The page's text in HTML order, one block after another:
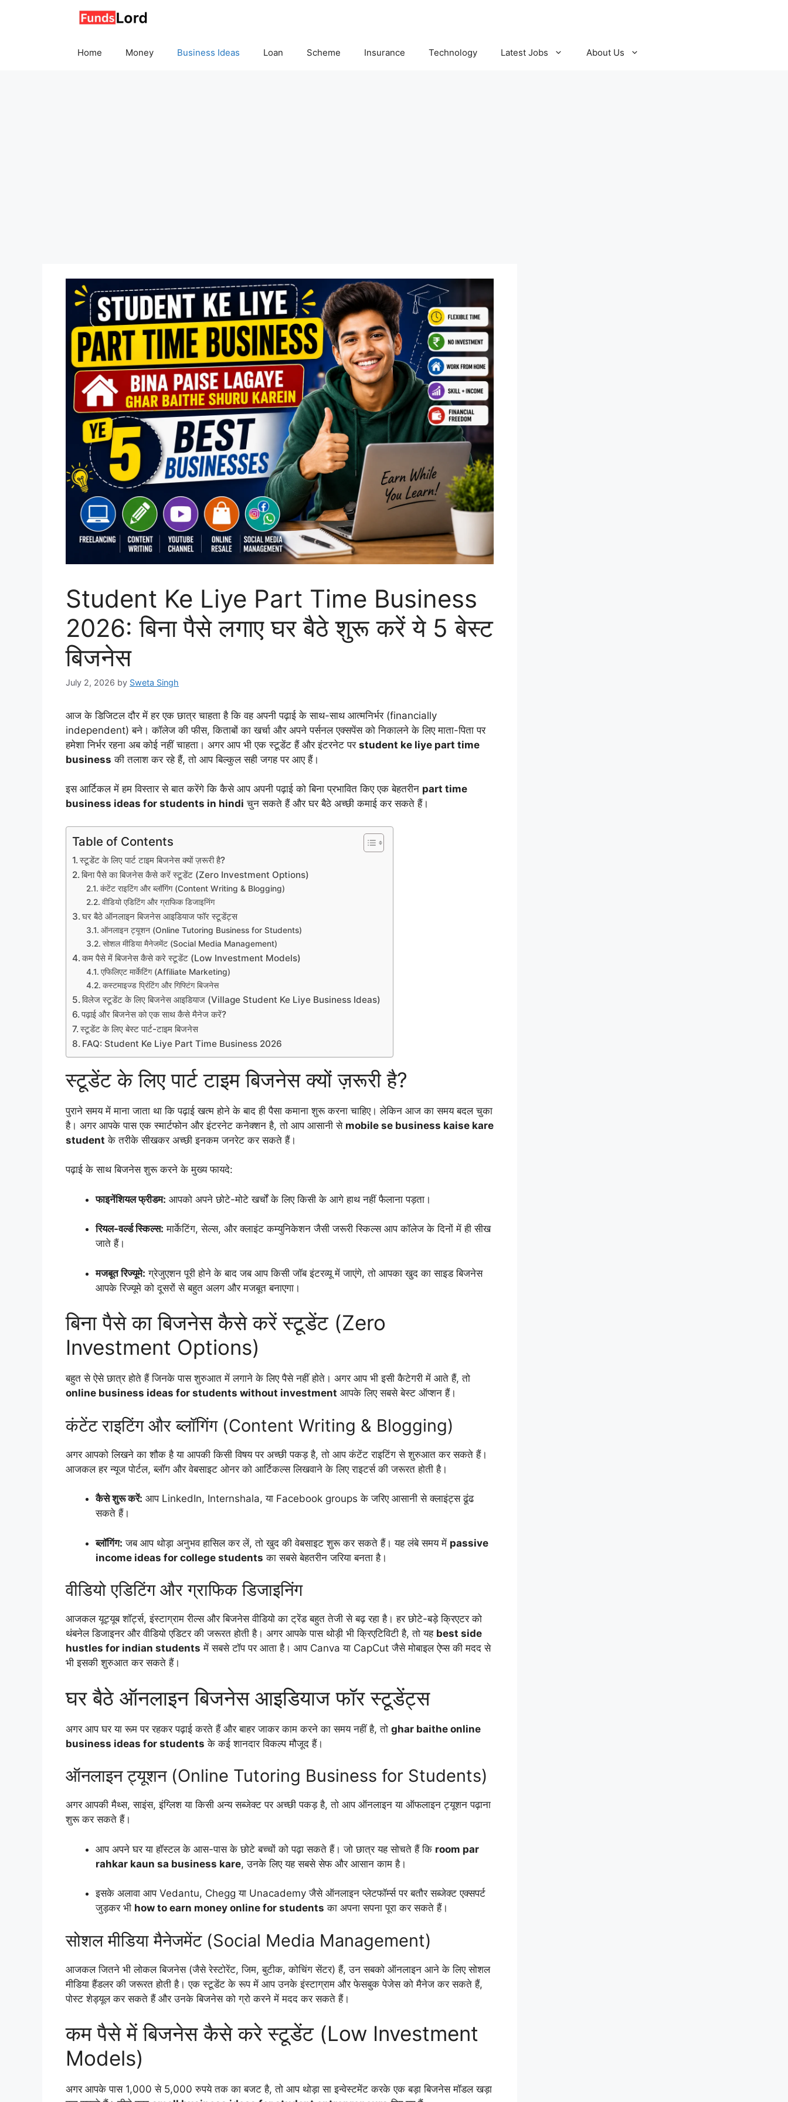
Home Money Business Ideas Loan Scheme Insurance Technology Latest Jobs About Us
Student Ke Liye Part Time Business
2026: बिना पैसे लगाए घर बैठे शुरू करें ये 5 बेस्ट
बिजनेस
July 2, 2026 by Sweta Singh
आज के डिजिटल दौर में हर एक छात्र चाहता है कि वह अपनी पढ़ाई के साथ-साथ आत्मनिर्भर (financially
independent) बने। कॉलेज की फीस, किताबों का खर्चा और अपने पर्सनल एक्सपेंस को निकालने के लिए माता-पिता पर
हमेशा निर्भर रहना अब कोई नहीं चाहता। अगर आप भी एक स्टूडेंट हैं और इंटरनेट पर student ke liye part time
business की तलाश कर रहे हैं, तो आप बिल्कुल सही जगह पर आए हैं।
इस आर्टिकल में हम विस्तार से बात करेंगे कि कैसे आप अपनी पढ़ाई को बिना प्रभावित किए एक बेहतरीन part time
business ideas for students in hindi चुन सकते हैं और घर बैठे अच्छी कमाई कर सकते हैं।
Table of Contents
स्टूडेंट के लिए पार्ट टाइम बिजनेस क्यों ज़रूरी है?
बिना पैसे का बिजनेस कैसे करें स्टूडेंट (Zero Investment Options)
कंटेंट राइटिंग और ब्लॉगिंग (Content Writing & Blogging)
वीडियो एडिटिंग और ग्राफिक डिजाइनिंग
घर बैठे ऑनलाइन बिजनेस आइडियाज फॉर स्टूडेंट्स
ऑनलाइन ट्यूशन (Online Tutoring Business for Students)
सोशल मीडिया मैनेजमेंट (Social Media Management)
कम पैसे में बिजनेस कैसे करे स्टूडेंट (Low Investment Models)
एफिलिएट मार्केटिंग (Affiliate Marketing)
कस्टमाइज्ड प्रिंटिंग और गिफ्टिंग बिजनेस
विलेज स्टूडेंट के लिए बिजनेस आइडियाज (Village Student Ke Liye Business Ideas)
पढ़ाई और बिजनेस को एक साथ कैसे मैनेज करें?
स्टूडेंट के लिए बेस्ट पार्ट-टाइम बिजनेस
FAQ: Student Ke Liye Part Time Business 2026
स्टूडेंट के लिए पार्ट टाइम बिजनेस क्यों ज़रूरी है?
पुराने समय में माना जाता था कि पढ़ाई खत्म होने के बाद ही पैसा कमाना शुरू करना चाहिए। लेकिन आज का समय बदल चुका
है। अगर आपके पास एक स्मार्टफोन और इंटरनेट कनेक्शन है, तो आप आसानी से mobile se business kaise kare
student के तरीके सीखकर अच्छी इनकम जनरेट कर सकते हैं।
पढ़ाई के साथ बिजनेस शुरू करने के मुख्य फायदे:
फाइनेंशियल फ्रीडम: आपको अपने छोटे-मोटे खर्चों के लिए किसी के आगे हाथ नहीं फैलाना पड़ता।
रियल-वर्ल्ड स्किल्स: मार्केटिंग, सेल्स, और क्लाइंट कम्युनिकेशन जैसी जरूरी स्किल्स आप कॉलेज के दिनों में ही सीख
जाते हैं।
मजबूत रिज्यूमे: ग्रेजुएशन पूरी होने के बाद जब आप किसी जॉब इंटरव्यू में जाएंगे, तो आपका खुद का साइड बिजनेस
आपके रिज्यूमे को दूसरों से बहुत अलग और मजबूत बनाएगा।
बिना पैसे का बिजनेस कैसे करें स्टूडेंट (Zero
Investment Options)
बहुत से ऐसे छात्र होते हैं जिनके पास शुरुआत में लगाने के लिए पैसे नहीं होते। अगर आप भी इसी कैटेगरी में आते हैं, तो
online business ideas for students without investment आपके लिए सबसे बेस्ट ऑप्शन हैं।
कंटेंट राइटिंग और ब्लॉगिंग (Content Writing & Blogging)
अगर आपको लिखने का शौक है या आपकी किसी विषय पर अच्छी पकड़ है, तो आप कंटेंट राइटिंग से शुरुआत कर सकते हैं।
आजकल हर न्यूज पोर्टल, ब्लॉग और वेबसाइट ओनर को आर्टिकल्स लिखवाने के लिए राइटर्स की जरूरत होती है।
कैसे शुरू करें: आप LinkedIn, Internshala, या Facebook groups के जरिए आसानी से क्लाइंट्स ढूंढ
सकते हैं।
ब्लॉगिंग: जब आप थोड़ा अनुभव हासिल कर लें, तो खुद की वेबसाइट शुरू कर सकते हैं। यह लंबे समय में passive
income ideas for college students का सबसे बेहतरीन जरिया बनता है।
वीडियो एडिटिंग और ग्राफिक डिजाइनिंग
आजकल यूट्यूब शॉर्ट्स, इंस्टाग्राम रील्स और बिजनेस वीडियो का ट्रेंड बहुत तेजी से बढ़ रहा है। हर छोटे-बड़े क्रिएटर को
थंबनेल डिजाइनर और वीडियो एडिटर की जरूरत होती है। अगर आपके पास थोड़ी भी क्रिएटिविटी है, तो यह best side
hustles for indian students में सबसे टॉप पर आता है। आप Canva या CapCut जैसे मोबाइल ऐप्स की मदद से
भी इसकी शुरुआत कर सकते हैं।
घर बैठे ऑनलाइन बिजनेस आइडियाज फॉर स्टूडेंट्स
अगर आप घर या रूम पर रहकर पढ़ाई करते हैं और बाहर जाकर काम करने का समय नहीं है, तो ghar baithe online
business ideas for students के कई शानदार विकल्प मौजूद हैं।
ऑनलाइन ट्यूशन (Online Tutoring Business for Students)
अगर आपकी मैथ्स, साइंस, इंग्लिश या किसी अन्य सब्जेक्ट पर अच्छी पकड़ है, तो आप ऑनलाइन या ऑफलाइन ट्यूशन पढ़ाना
शुरू कर सकते हैं।
आप अपने घर या हॉस्टल के आस-पास के छोटे बच्चों को पढ़ा सकते हैं। जो छात्र यह सोचते हैं कि room par
rahkar kaun sa business kare, उनके लिए यह सबसे सेफ और आसान काम है।
इसके अलावा आप Vedantu, Chegg या Unacademy जैसे ऑनलाइन प्लेटफॉर्म्स पर बतौर सब्जेक्ट एक्सपर्ट
जुड़कर भी how to earn money online for students का अपना सपना पूरा कर सकते हैं।
सोशल मीडिया मैनेजमेंट (Social Media Management)
आजकल जितने भी लोकल बिजनेस (जैसे रेस्टोरेंट, जिम, बुटीक, कोचिंग सेंटर) हैं, उन सबको ऑनलाइन आने के लिए सोशल
मीडिया हैंडलर की जरूरत होती है। एक स्टूडेंट के रूप में आप उनके इंस्टाग्राम और फेसबुक पेजेस को मैनेज कर सकते हैं,
पोस्ट शेड्यूल कर सकते हैं और उनके बिजनेस को ग्रो करने में मदद कर सकते हैं।
कम पैसे में बिजनेस कैसे करे स्टूडेंट (Low Investment
Models)
अगर आपके पास 1,000 से 5,000 रुपये तक का बजट है, तो आप थोड़ा सा इन्वेस्टमेंट करके एक बड़ा बिजनेस मॉडल खड़ा